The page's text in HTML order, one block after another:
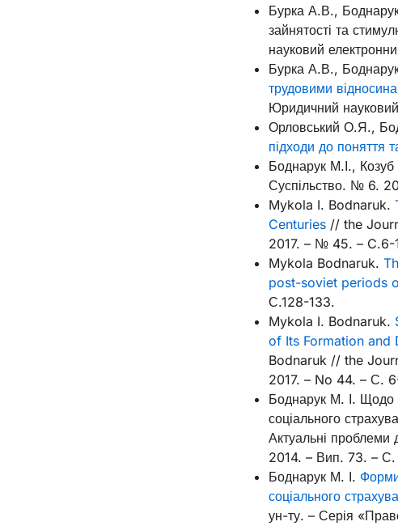
Бурка А.В.,
зайнятості та
науковий
Бурка А.В.,
трудовими
Юридичний
Орловський О.Я.,
підходи до поняття
Боднарук М.І., Козуб
Суспільство. № 6.
Mykola I. Bodnaruk.
Centuries // the
2017. – № 45. – C.6-
Mykola Bodnaruk.
post-soviet periods
С.128-133.
Mykola I. Bodnaruk.
of Its Formation and
Bodnaruk // the
2017. – No 44. – С.
Боднарук М. І. Щодо
соціального
Актуальні
2014. – Вип. 73. –
Боднарук М. І.
соціального
ун-ту. – Серія